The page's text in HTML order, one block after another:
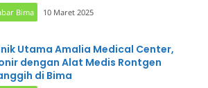
Bima 10 Maret 2025
Utama Amalia Medical Center,
dengan Alat Medis Rontgen
di Bima